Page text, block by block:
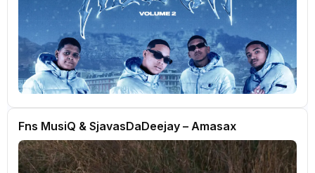
Fns MusiQ & SjavasDaDeejay – Amasax